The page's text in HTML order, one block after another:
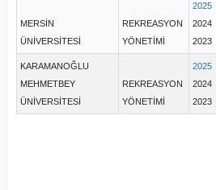
MERSİN
ÜNİVERSİTESİ
REKREASYON
YÖNETİMİ
2025
2024
2023
KARAMANOĞLU
MEHMETBEY
ÜNİVERSİTESİ
REKREASYON
YÖNETİMİ
2025
2024
2023